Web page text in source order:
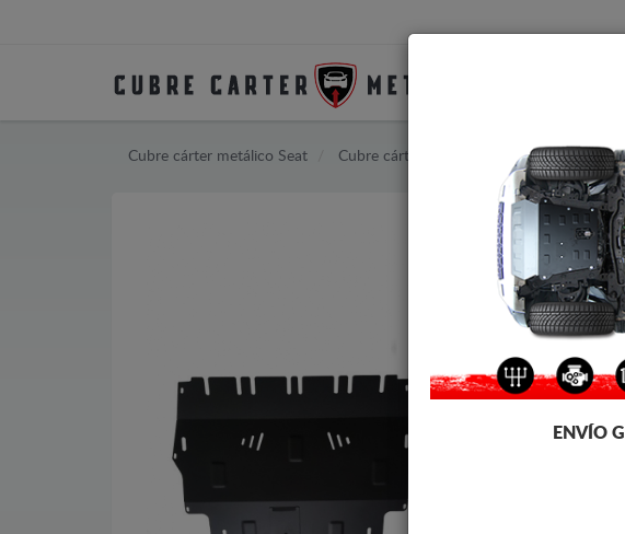
Cubre cárter metálico Seat Cubre cárter metálico Seat Cordoba
ENVÍO